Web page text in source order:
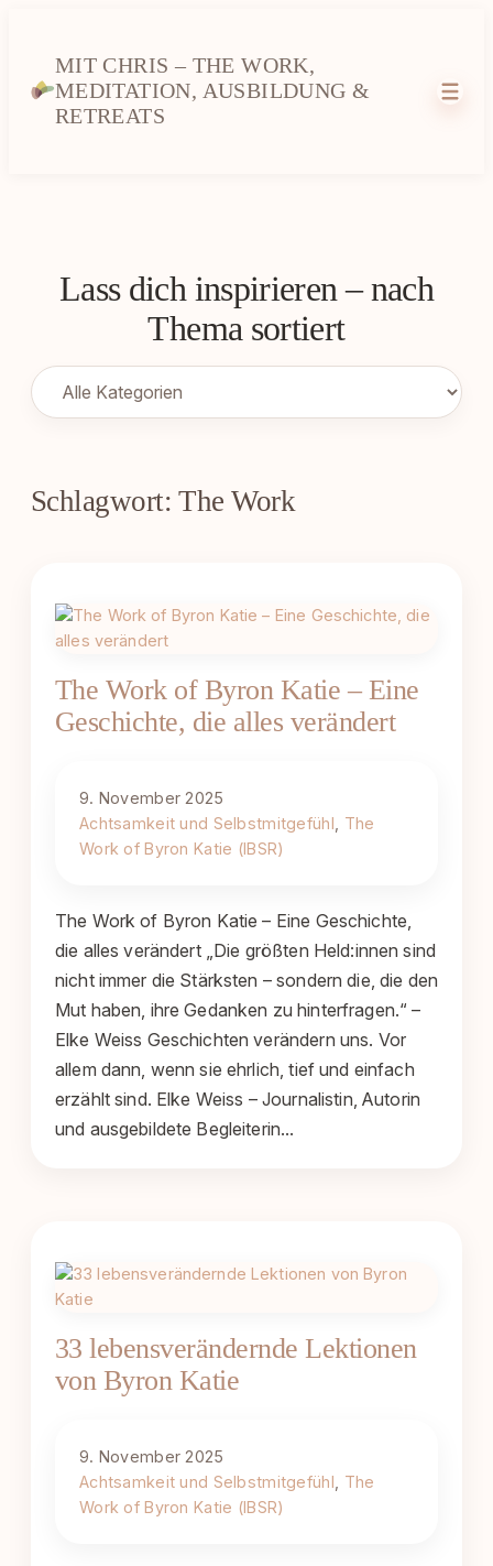
MIT CHRIS – THE WORK,
MEDITATION, AUSBILDUNG &
RETREATS
Lass dich inspirieren – nach
Thema sortiert
Schlagwort:The Work
The Work of Byron Katie – Eine
Geschichte, die alles verändert
9. November 2025
Achtsamkeit und Selbstmitgefühl
The
Work of Byron Katie (IBSR)
The Work of Byron Katie – Eine Geschichte,
die alles verändert „Die größten Held:innen sind
nicht immer die Stärksten – sondern die, die den
Mut haben, ihre Gedanken zu hinterfragen.“ –
Elke Weiss Geschichten verändern uns. Vor
allem dann, wenn sie ehrlich, tief und einfach
erzählt sind. Elke Weiss – Journalistin, Autorin
und ausgebildete Begleiterin…
33 lebensverändernde Lektionen
von Byron Katie
9. November 2025
Achtsamkeit und Selbstmitgefühl
The
Work of Byron Katie (IBSR)